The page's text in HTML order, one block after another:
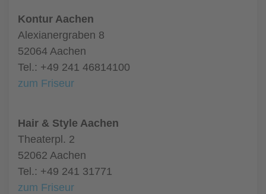
Kontur Aachen
Alexianergraben 8
52064 Aachen
Tel.: +49 241 46814100
zum Friseur
Hair & Style Aachen
Theaterpl. 2
52062 Aachen
Tel.: +49 241 31771
zum Friseur